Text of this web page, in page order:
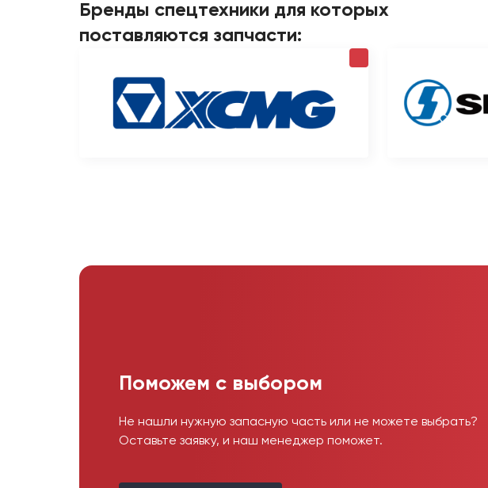
Бренды спецтехники для которых
поставляются запчасти:
Поможем с выбором
Не нашли нужную запасную часть или не можете выбрать?
Оставьте заявку, и наш менеджер поможет.